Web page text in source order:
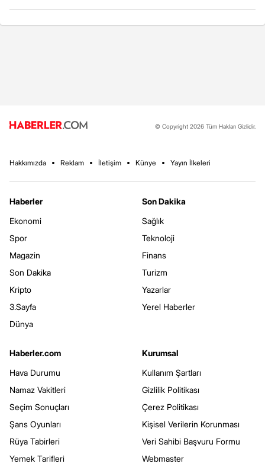
© Copyright 2026 Tüm Hakları Gizlidir.
Hakkımızda Reklam İletişim Künye Yayın İlkeleri
Haberler
Ekonomi
Spor
Magazin
Son Dakika
Kripto
3.Sayfa
Dünya
Son Dakika
Sağlık
Teknoloji
Finans
Turizm
Yazarlar
Yerel Haberler
Haberler.com
Hava Durumu
Namaz Vakitleri
Seçim Sonuçları
Şans Oyunları
Rüya Tabirleri
Yemek Tarifleri
Kurumsal
Kullanım Şartları
Gizlilik Politikası
Çerez Politikası
Kişisel Verilerin Korunması
Veri Sahibi Başvuru Formu
Webmaster